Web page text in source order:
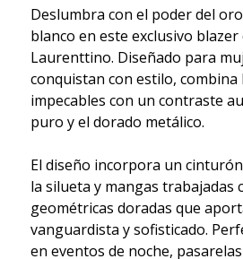
Deslumbra con el poder del
blanco en este exclusivo
Laurenttino. Diseñado para
conquistan con estilo, combina
impecables con un contraste
puro y el dorado metálico.
El diseño incorpora un
la silueta y mangas trabajadas
geométricas doradas que
vanguardista y sofisticado.
en eventos de noche,